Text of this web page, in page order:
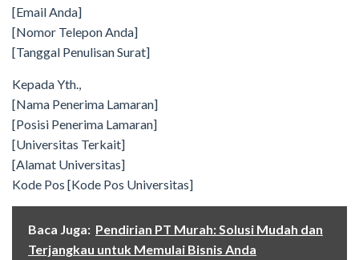
[Email Anda]
[Nomor Telepon Anda]
[Tanggal Penulisan Surat]
Kepada Yth.,
[Nama Penerima Lamaran]
[Posisi Penerima Lamaran]
[Universitas Terkait]
[Alamat Universitas]
Kode Pos [Kode Pos Universitas]
Baca Juga: Pendirian PT Murah: Solusi Mudah dan
Terjangkau untuk Memulai Bisnis Anda